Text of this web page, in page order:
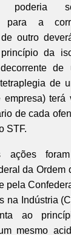
poderia
para a
outro
da
de
de
empresa) terá
de cada
STF.
ações
da Ordem
pela
na Indústria
ao
mesmo